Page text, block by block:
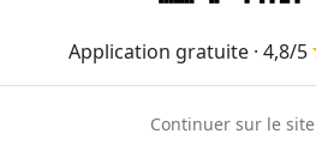
Application gratuite · 4,8/5
Continuer sur le site